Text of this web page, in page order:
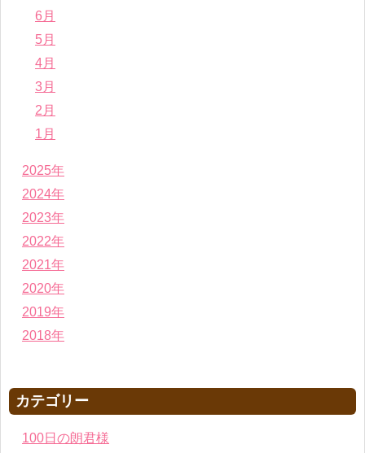
6月
5月
4月
3月
2月
1月
2025年
2024年
2023年
2022年
2021年
2020年
2019年
2018年
カテゴリー
100日の朗君様